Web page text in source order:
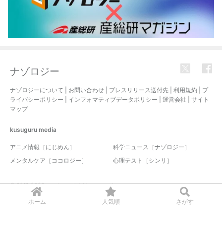
ホーム 人気順 さがす
ナゾロジー
ナゾロジーについて お問い合わせ プレスリリース送付先 利用規約
プ
ライバシーポリシー
インフォマティブデータポリシー 運営会社
サイト
マップ
kusuguru media
アニメ情報［にじめん］
科学ニュース［ナゾロジー］
メンタルケア［ココロジー］
心理テスト［シンリ］
© 2017-2026 nazology. all rights reserved.